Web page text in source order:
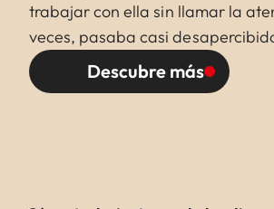
trabajar con ella sin llamar la
veces, pasaba casi
Descubre más